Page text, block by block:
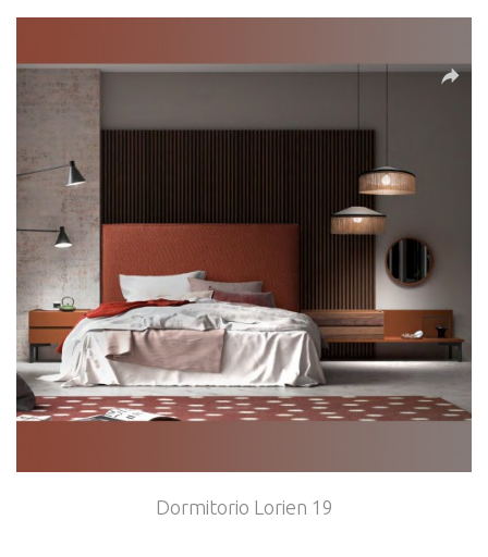
Dormitorio Lorien 19